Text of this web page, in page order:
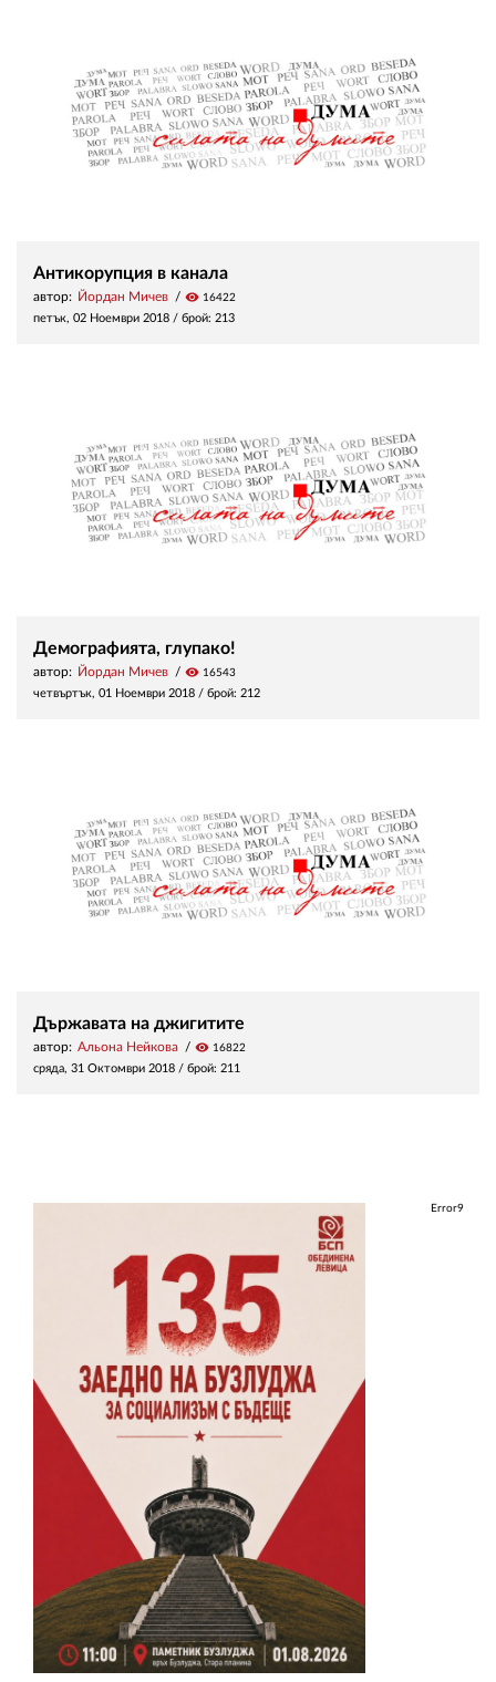
Антикорупция в канала
автор: Йордан Мичев visibility 16422
петък, 02 Ноември 2018 / брой: 213
Демографията, глупако!
автор: Йордан Мичев visibility 16543
четвъртък, 01 Ноември 2018 / брой: 212
Държавата на джигитите
автор: Альона Нейкова visibility 16822
сряда, 31 Октомври 2018 / брой: 211
Error9